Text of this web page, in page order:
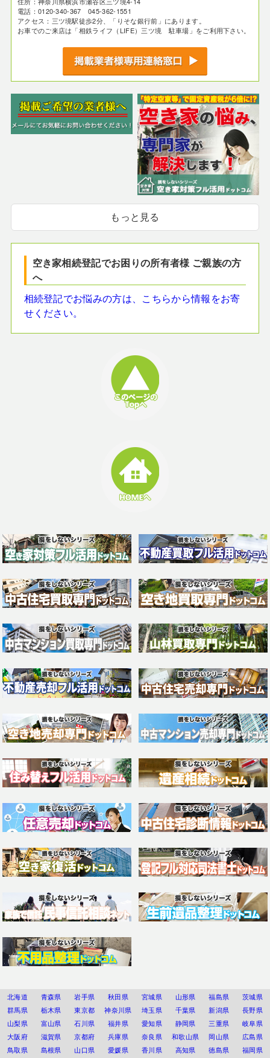
電話：0120-340-367 045-362-1551
アクセス：三ツ境駅徒歩2分、「りそな銀行前」にあります。
お車でのご来店は「相鉄ライフ（LIFE）三ツ境 駐車場」をご利用下さい。
もっと見る
空き家相続登記でお困りの所有者様 ご親族の方
へ
相続登記でお悩みの方は、こちらから情報をお寄
せください。
北海道 青森県 岩手県 秋田県 宮城県 山形県 福島県
茨城県
群馬県
栃木県 東京都 神奈川県 埼玉県 千葉県 新潟県
長野県
山梨県
富山県 石川県 福井県 愛知県 静岡県 三重県
岐阜県
大阪府
滋賀県 京都府 兵庫県 奈良県 和歌山県 岡山県
広島県
鳥取県
島根県 山口県 愛媛県 香川県 高知県 徳島県 福岡県